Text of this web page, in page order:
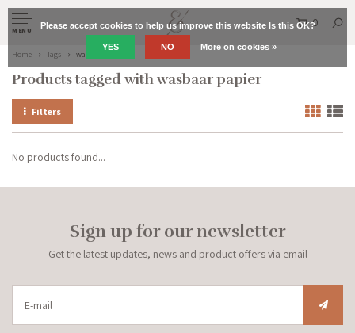
MENU
0
Home Tags wasbaar papier
Products tagged with wasbaar papier
Filters
No products found...
Sign up for our newsletter
Get the latest updates, news and product offers via email
Please accept cookies to help us improve this website Is this OK?
YES NO More on cookies »